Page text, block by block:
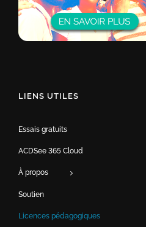
LIENS UTILES
Essais gratuits
ACDSee 365 Cloud
À propos
Soutien
Licences pédagogiques